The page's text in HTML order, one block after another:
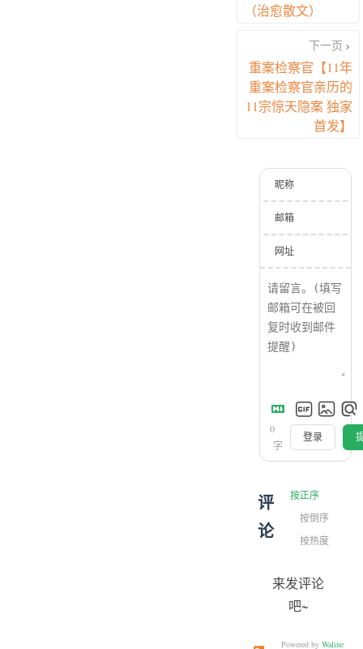
（治愈散文）
下一页
重案检察官【11年
重案检察官亲历的
11宗惊天隐案 独家
首发】
昵称
邮箱
网址
0
字
登录
评
论
按正序
按倒序
按热度
来发评论
吧~
Powered by Waline